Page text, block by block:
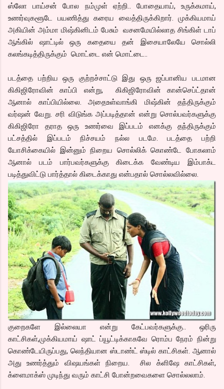
ஸ்லோ பாய்சன் போல நம்முள் ஏற்றி.. போதையாய், உருக்கமாய்,
உணர்வுகளூடே பயணித்து கரைய வைத்திருக்கிறார். முக்கியமாய்
அகியின் அம்மா மிஷ்கினிடம் பேசும் வசனமேயில்லாத சிங்கிள் டாப்
ஆங்கில் ஷாட்டில் ஒரு கதையை தன் இசையாலேயே சொல்லி
கலங்கடித்திருக்கும் மொட்டை என் மொட்டை..
படத்தை பற்றிய ஒரு குற்றச்சாட்டு இது ஒரு ஜப்பானிய படமான
கிகிஜிரோவின் காப்பி என்று, கிகிஜிரோவின் கான்செப்ட்தான்
ஆனால் காப்பியில்லை. அதைஉள்வாங்கி மிஷ்கின் தந்திருக்கும்
வர்ஷன் வேறு. சரி விடுங்க அப்படித்தான் என்று சொல்பவர்களுக்கு
கிகிஜிரோ தராத ஒரு உணர்வை இப்படம் எனக்கு தந்திருக்கும்
பட்சத்தில் இப்படம் நிச்சயம் நல்ல படமே. படத்தை பற்றி
யோசிக்கையில் இன்னும் நிறைய சொல்லிக் கொண்டே போகலாம்
ஆனால் படம் பார்பவர்களுக்கு கிடைக்க வேண்டிய இம்பாக்ட
படித்துவிட்டு பார்த்தால் கிடைக்காது என்பதால் சொல்லவில்லை.
குறைகளே இல்லையா என்று கேட்பவர்களுக்கு.. ஒரிரு
காட்சிகள்,முக்கியமாய் ஷாட் ப்யூட்டிக்காகவே ரொம்ப நேரம் நின்று
கொண்டேயிருப்பது, லெந்தியான ஸ்டாண்ட் ஸ்டில் காட்சிகள். ஆனால்
அது உணர்த்தும் விஷயங்கள் நிறைய. சில க்ளிஷே காட்சிகள்,
க்ளைமாக்ஸ் முடிந்து வரும் காட்சி போன்றவைகளை சொல்லலாம்.